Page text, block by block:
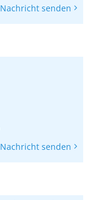
Nachricht senden
Nachricht senden